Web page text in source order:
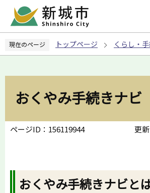
ペ
の
現在のページ トップページ くらし・
おくやみ手続きナビ
ページID：156119944 更
おくやみ手続きナビと